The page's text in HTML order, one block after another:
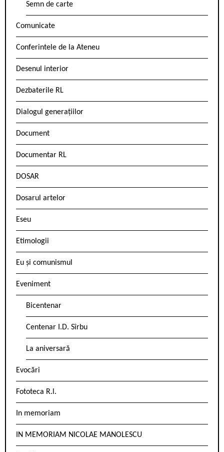
Semn de carte
Comunicate
Conferintele de la Ateneu
Desenul interior
Dezbaterile RL
Dialogul generațiilor
Document
Documentar RL
DOSAR
Dosarul artelor
Eseu
Etimologii
Eu și comunismul
Eveniment
Bicentenar
Centenar I.D. Sîrbu
La aniversară
Evocări
Fototeca R.l.
In memoriam
IN MEMORIAM NICOLAE MANOLESCU